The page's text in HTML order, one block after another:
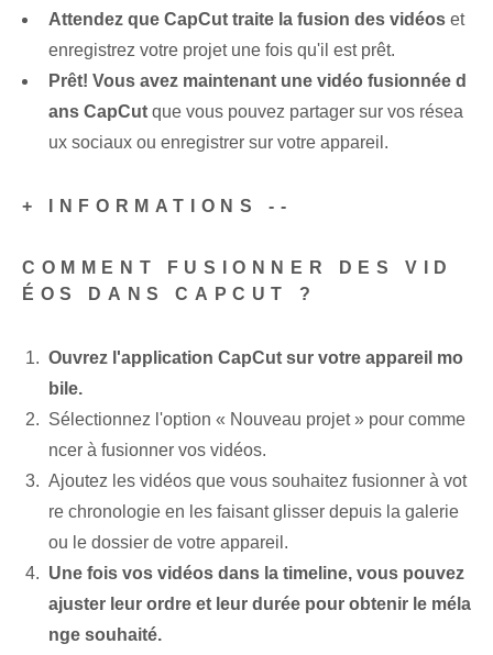
Attendez que CapCut traite la fusion des vidéos et
enregistrez votre projet une fois qu'il est prêt.
Prêt! Vous avez maintenant une vidéo fusionnée d
ans CapCut que vous pouvez partager sur vos résea
ux sociaux ou enregistrer sur votre appareil.
+ INFORMATIONS --
COMMENT FUSIONNER DES VID
ÉOS DANS CAPCUT ?
Ouvrez l'application CapCut sur votre appareil mo
bile.
Sélectionnez l'option « Nouveau projet » pour comme
ncer à fusionner vos vidéos.
Ajoutez les vidéos que vous souhaitez fusionner à vot
re chronologie en les faisant glisser depuis la galerie
ou le dossier de votre appareil.
Une fois vos vidéos dans la timeline, vous pouvez
ajuster leur ordre et leur durée pour obtenir le méla
nge souhaité.